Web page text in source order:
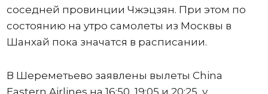
соседней провинции Чжэцзян. При этом по
состоянию на утро самолеты из Москвы в
Шанхай пока значатся в расписании.
В Шереметьево заявлены вылеты China
Eastern Airlines на 16:50, 19:05 и 20:25, у